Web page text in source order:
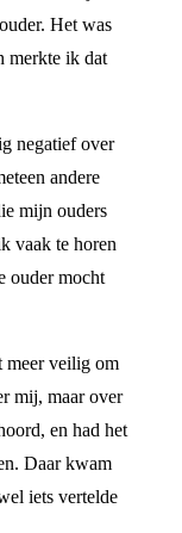
Het was
merkte ik dat
negatief over
andere
mijn ouders
vaak te horen
ouder mocht
meer veilig om
mij, maar over
en had het
Daar kwam
iets vertelde